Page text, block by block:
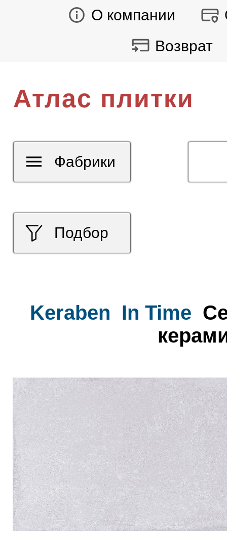
О компании
Возврат
Атлас плитки
Подбор
Фабрики
Keraben In Time